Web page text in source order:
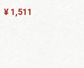
¥ 1,511